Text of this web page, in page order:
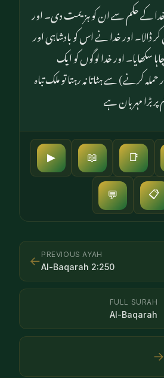
کے حکم سے ان کو ہزیمت دی۔ اور
ڈالا۔ اور خدا نے اس کو بادشاہی اور
سکھایا۔ اور خدا لوگوں کو ایک
کرنے) سے ہٹاتا نہ رہتا تو ملک تباہ
پر بڑا مہربان ہے
▶ 📖 📑
💬 📋
← PREVIOUS AYAH
Al-Baqarah 2:250
FULL SURAH
Al-Baqarah
→